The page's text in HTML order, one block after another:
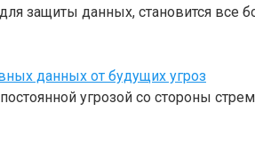
защиты данных, становится все
данных от будущих угроз
угрозой со стороны